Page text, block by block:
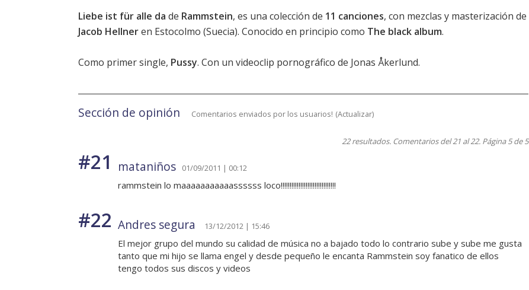
Liebe ist für alle da de Rammstein, es una colección de 11 canciones, con mezclas y masterización de
Jacob Hellneren Estocolmo (Suecia). Conocido en principio como The black album.
Como primer single, Pussy. Con un videoclip pornográfico de Jonas Åkerlund.
Sección de opinión Comentarios enviados por los usuarios! (Actualizar)
22 resultados. Comentarios del 21 al 22. Página 5 de 5
#21 mataniños 01/09/2011 | 00:12
rammstein lo maaaaaaaaaaassssss loco!!!!!!!!!!!!!!!!!!!!!!!!!!!!!!!
#22 Andres segura 13/12/2012 | 15:46
El mejor grupo del mundo su calidad de música no a bajado todo lo contrario sube y sube me gusta
tanto que mi hijo se llama engel y desde pequeño le encanta Rammstein soy fanatico de ellos
tengo todos sus discos y videos